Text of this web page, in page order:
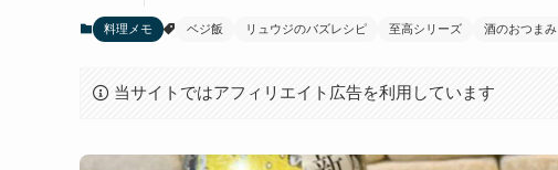
料理メモ ベジ飯 リュウジのバズレシピ 至高シリーズ 酒のおつまみ
当サイトではアフィリエイト広告を利用しています